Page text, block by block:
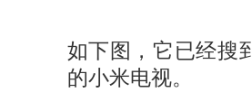
如下图，它已经搜
的小米电视。